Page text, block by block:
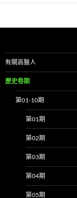
有關高醫人
歷史卷期
第01-10期
第01期
第02期
第03期
第04期
第05期